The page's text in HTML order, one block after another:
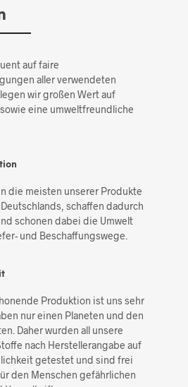
auf faire
aller verwendeten
wir großen Wert auf
eine umweltfreundliche
die meisten unserer Produkte
schaffen dadurch
schonen dabei die Umwelt
und Beschaffungswege.
Produktion ist uns sehr
nur einen Planeten und den
Daher wurden all unsere
nach Herstellerangabe auf
getestet und sind frei
den Menschen gefährlichen